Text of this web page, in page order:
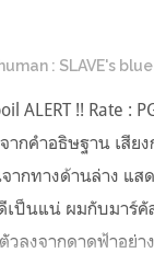
: SLAVE's blue
ALERT !! Rate :
ากคำอธิษฐาน เสียง
ากทางด้านล่าง แส
เป็นแน่ ผมกับมาร์คั
ลงจากดาดฟ้าอย่าง